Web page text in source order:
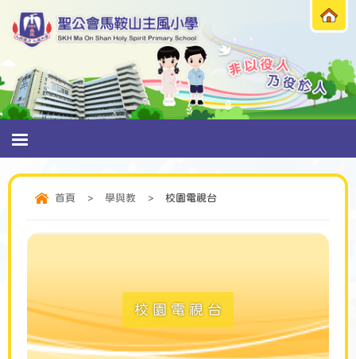
首頁 > 學與教 > 校園電視台
校園電視台